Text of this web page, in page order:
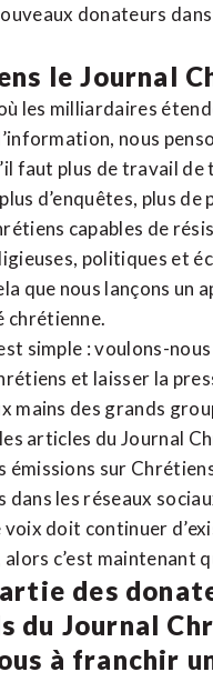
donateurs
le Journal
les milliardaires
nous
faut plus de travail de
d’enquêtes, plus de
capables de
politiques et
que nous lançons un
chrétienne.
simple : voulons-
et laisser la
mains des grands
articles du Journal
émissions sur
dans les réseaux
voix doit continuer
c’est maintenant
des
du Journal
à franchir